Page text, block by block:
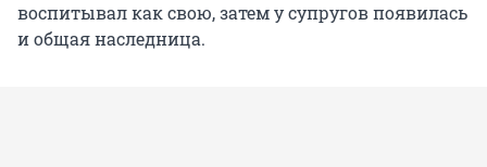
воспитывал как свою, затем у супругов появилась
и общая наследница.